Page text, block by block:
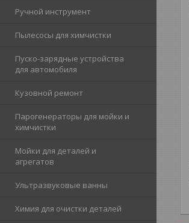
Ручной инструмент
Пылесосы для химчистки
Пуско-зарядные устройства
для автомобиля
Кузовной ремонт
Парогенераторы для мойки и
химчистки
Мойки для деталей и
агрегатов
Ультразвуковые ванны
Химия для очистки деталей